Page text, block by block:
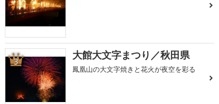
3 大館大文字まつり／秋田県
鳳凰山の大文字焼きと花火が夜空を彩る